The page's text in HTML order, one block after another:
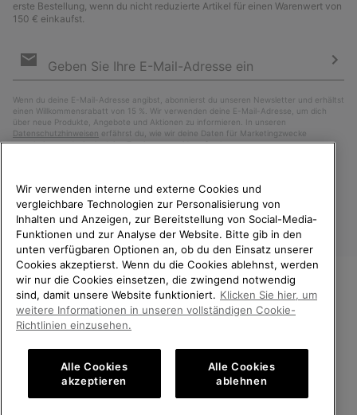
erste Bestellung, wenn du nicht reduzierte Artikel für einen Warenwert von
150 € einkaufst.
Anmeldung
Wenn du deine E-Mail-Adresse angibst, abonnierst du unseren Newsletter und erhältst
einen Willkommensrabatt von 15 %. Wir verwenden deine E-Mail-Adresse, um dich
über neue Produkte, Angebote und Aktionen zu informieren. In unseren
Datenschutzhinweisen erfährst du, wie wir deine Daten für Marketingzwecke
verarbeiten und wie du deine Zustimmung widerrufen kannst.
Österreich
©2026SOREL. Alle Rechte vorbehalten.
Datenschutz Nutzungsbedingungen
Allgemeine Verkaufsbedingungen Garantiebestimmungen
Impressum
WILLKOMMEN BEI SOREL.
BITTE WÄHLEN SIE IHR
LIEFERLAND.
Online-Einkauf verfügbar
Wir verwenden interne und externe Cookies und
vergleichbare Technologien zur Personalisierung von
Inhalten und Anzeigen, zur Bereitstellung von Social-Media-
Funktionen und zur Analyse der Website. Bitte gib in den
unten verfügbaren Optionen an, ob du den Einsatz unserer
Cookies akzeptierst. Wenn du die Cookies ablehnst, werden
wir nur die Cookies einsetzen, die zwingend notwendig
sind, damit unsere Website funktioniert. Klicken Sie hier, um
weitere Informationen in unseren vollständigen Cookie-
Richtlinien einzusehen.
Alle Cookies
akzeptieren
Alle Cookies
ablehnen